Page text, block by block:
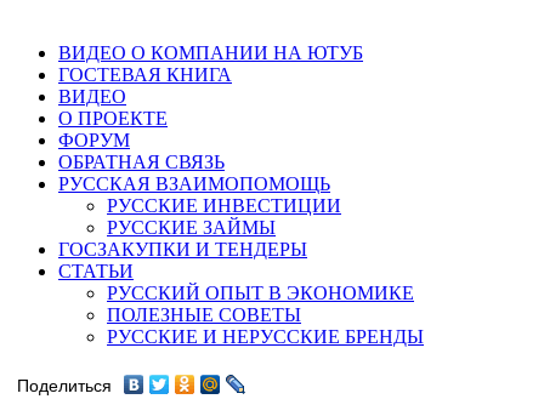
ВИДЕО О КОМПАНИИ НА ЮТУБ
ГОСТЕВАЯ КНИГА
ВИДЕО
О ПРОЕКТЕ
ФОРУМ
ОБРАТНАЯ СВЯЗЬ
РУССКАЯ ВЗАИМОПОМОЩЬ
РУССКИЕ ИНВЕСТИЦИИ
РУССКИЕ ЗАЙМЫ
ГОСЗАКУПКИ И ТЕНДЕРЫ
СТАТЬИ
РУССКИЙ ОПЫТ В ЭКОНОМИКЕ
ПОЛЕЗНЫЕ СОВЕТЫ
РУССКИЕ И НЕРУССКИЕ БРЕНДЫ
Поделиться